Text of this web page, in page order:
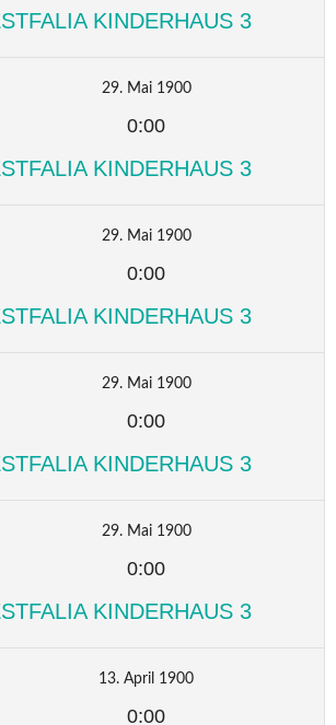
KINDERHAUS 3
29. Mai 1900
0:00
KINDERHAUS 3
29. Mai 1900
0:00
KINDERHAUS 3
29. Mai 1900
0:00
KINDERHAUS 3
29. Mai 1900
0:00
KINDERHAUS 3
13. April 1900
0:00